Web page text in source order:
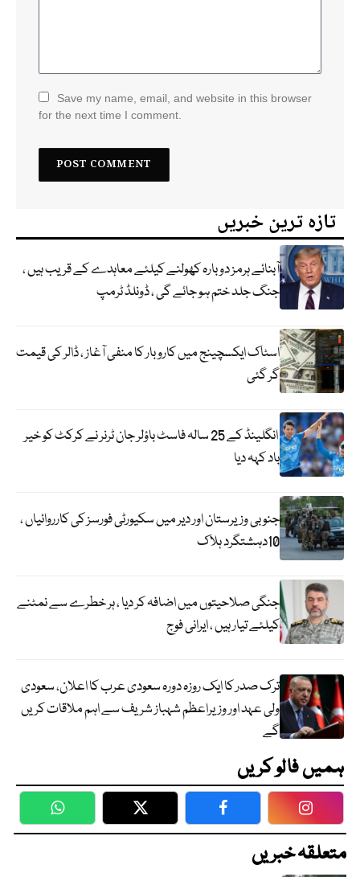
Save my name, email, and website in this browser
for the next time I comment.
تازہ ترین خبریں
آبنائے ہرمز دوبارہ کھولنے کیلئے معاہدے کے قریب ہیں ،
جنگ جلد ختم ہو جائے گی ، ڈونلڈ ٹرمپ
اسٹاک ایکسچینج میں کاروبار کا منفی آغاز ، ڈالر کی قیمت
گر گئی
انگلینڈ کے 25 سالہ فاسٹ باؤلر جان ٹرنر نے کرکٹ کو خیر
باد کہہ دیا
جنوبی وزیرستان اور دیر میں سکیورٹی فورسز کی کارروائیاں ،
10دہشتگرد ہلاک
جنگی صلاحیتوں میں اضافہ کر دیا ، ہر خطرے سے نمٹنے
کیلئے تیار ہیں ، ایرانی فوج
ترک صدر کا ایک روزہ دورہ سعودی عرب کا اعلان، سعودی
ولی عہد اور وزیراعظم شہباز شریف سے اہم ملاقات کریں
گے
ہمیں فالو کریں
WhatsApp Twitter Facebook
متعلقہ خبریں